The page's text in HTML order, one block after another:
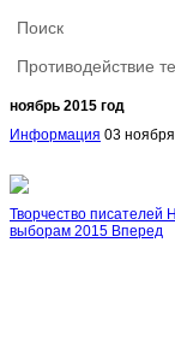
Поиск
Противодействие
ноябрь 2015 год
Информация 03
Творчество писателей
выборам 2015 Вперед